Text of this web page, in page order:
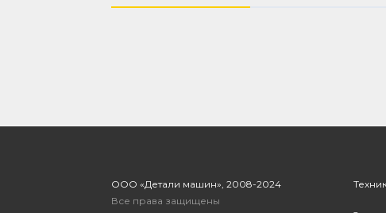
ООО «Детали машин», 2008-2024
Все права защищены